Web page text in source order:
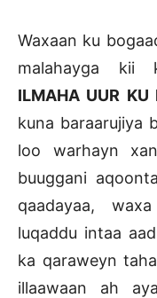
Waxaan ku
malahayga kii
ILMAHA UUR KU
kuna baraarujiya
loo warhayn
buuggani
qaadayaa,
luqaddu intaa
ka qaraweyn
illaawaan ah